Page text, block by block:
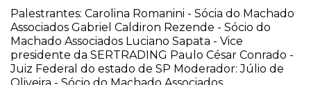
Palestrantes: Carolina Romanini - Sócia do Machado
Associados Gabriel Caldiron Rezende - Sócio do
Machado Associados Luciano Sapata - Vice
presidente da SERTRADING Paulo César Conrado -
Juiz Federal do estado de SP Moderador: Júlio de